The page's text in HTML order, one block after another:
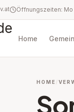
Home
HOME